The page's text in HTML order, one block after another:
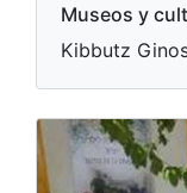
Museos y
Kibbutz